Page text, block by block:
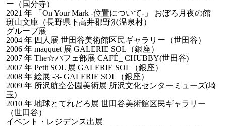
ー（国分寺）
2021 年 「On Your Mark -位置について-」 おぼろ月夜の館
斑山文庫（長野県下高井郡野沢温泉村）
グループ展
2004 年 四人展 世田谷美術館区民ギャラリー（世田谷）
2006 年 maqquet 展 GALERIE SOL（銀座）
2007 年 The☆パフェ部展 CAFÉ_ CHUBBY(世田谷)
2007 年 Petit SOL 展 GALERIE SOL（銀座）
2008 年 絵展 -3- GALERIE SOL（銀座）
2009 年 所沢航空公園美術展 所沢文化センターミューズ(埼
玉)
2010 年 地球とてれどろ展 世田谷美術館区民ギャラリー
（世田谷）
イベント・レジデンス出展